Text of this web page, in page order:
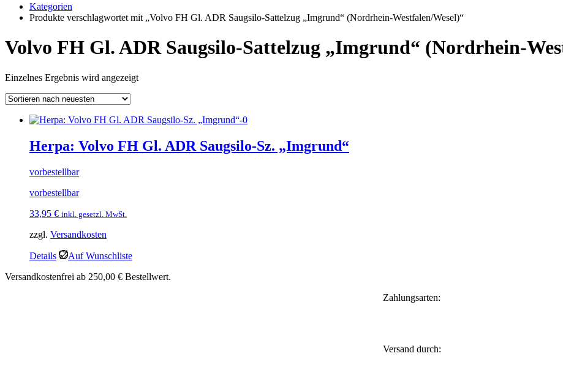
Kategorien
Produkte verschlagwortet mit „Volvo FH Gl. ADR Saugsilo-Sattelzug „Imgrund“ (Nordrhein-Westfalen/Wesel)“
Volvo FH Gl. ADR Saugsilo-Sattelzug „Imgrund“ (Nordrhein-
Einzelnes Ergebnis wird angezeigt
Herpa: Volvo FH Gl. ADR Saugsilo-Sz. „Imgrund“
vorbestellbar
vorbestellbar
33,95 € inkl. gesetzl. MwSt.
zzgl. Versandkosten
Details
Auf Wunschliste
Versandkostenfrei ab 250,00 € Bestellwert.
Zahlungsarten:
Versand durch: